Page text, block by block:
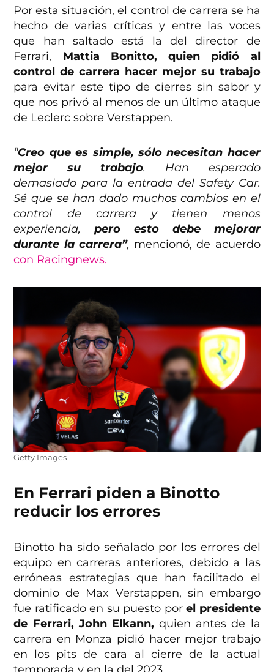
Por esta situación, el control de carrera se ha
hecho de varias críticas y entre las voces
que han saltado está la del director de
Ferrari, Mattia Bonitto, quien pidió al
control de carrera hacer mejor su trabajo
para evitar este tipo de cierres sin sabor y
que nos privó al menos de un último ataque
de Leclerc sobre Verstappen.
“Creo que es simple, sólo necesitan hacer
mejor su trabajo. Han esperado
demasiado para la entrada del Safety Car.
Sé que se han dado muchos cambios en el
control de carrera y tienen menos
experiencia,pero esto debe mejorar
durante la carrera”, mencionó, de acuerdo
con Racingnews.
Getty Images
En Ferrari piden a Binotto
reducir los errores
Binotto ha sido señalado por los errores del
equipo en carreras anteriores, debido a las
erróneas estrategias que han facilitado el
dominio de Max Verstappen, sin embargo
fue ratificado en su puesto porel presidente
de Ferrari, John Elkann, quien antes de la
carrera en Monza pidió hacer mejor trabajo
en los pits de cara al cierre de la actual